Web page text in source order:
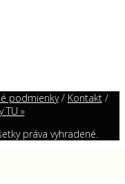
podmienky/ Kontakt/
TU »
práva vyhradené.